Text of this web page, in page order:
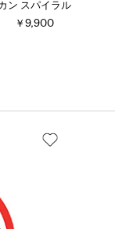
ン スパイラル
￥9,900